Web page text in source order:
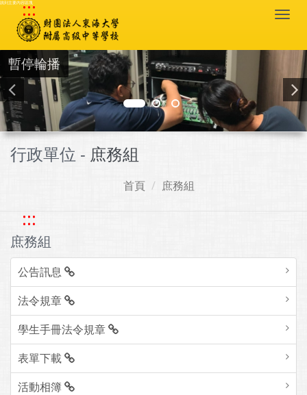
跳到主要內容區塊
:::
暫停輪播
行政單位 - 庶務組
首頁 庶務組
:::
庶務組
公告訊息
法令規章
學生手冊法令規章
表單下載
活動相簿